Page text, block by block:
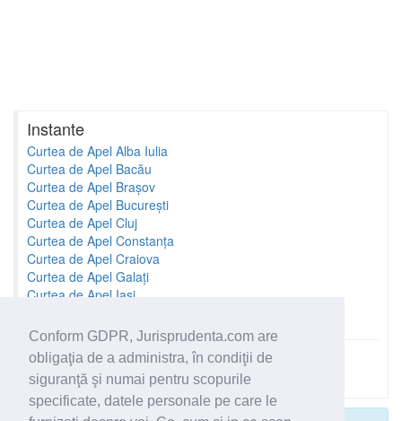
Conform GDPR, Jurisprudenta.com are
obligaţia de a administra, în condiţii de
siguranţă şi numai pentru scopurile
specificate, datele personale pe care le
Instante
Curtea de Apel Alba Iulia
Curtea de Apel Bacău
Curtea de Apel Brașov
Curtea de Apel București
Curtea de Apel Cluj
Curtea de Apel Constanța
Curtea de Apel Craiova
Curtea de Apel Galați
Curtea de Apel Iași
Toate instantele